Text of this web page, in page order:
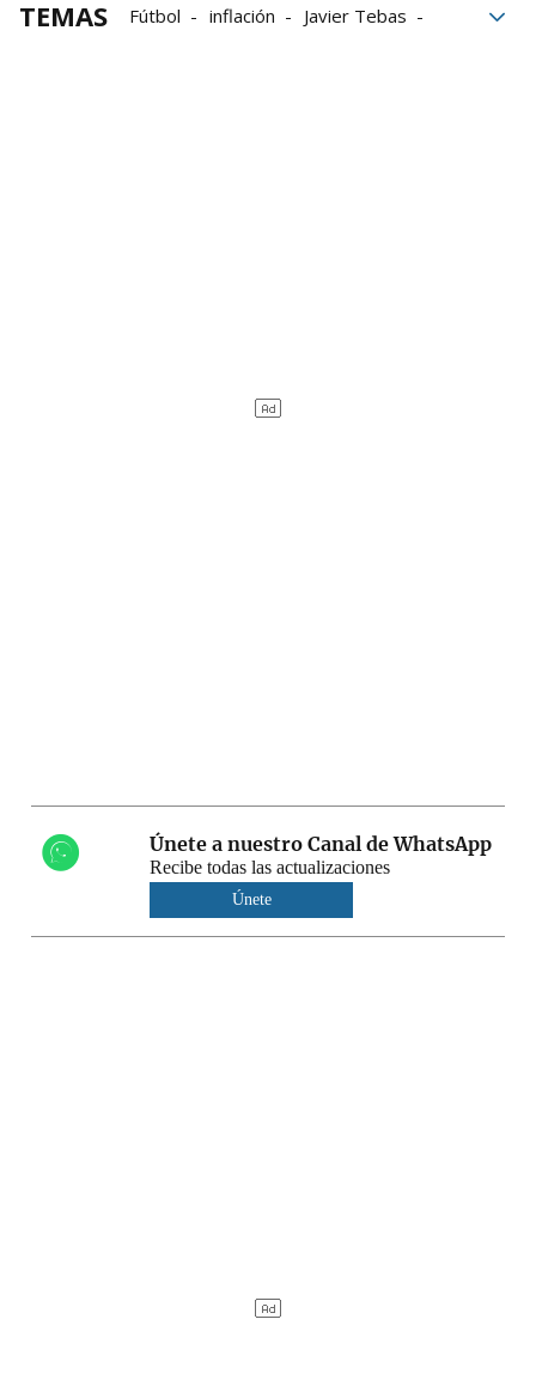
TEMAS Fútbol inflación
Javier Tebas
Únete a nuestro Canal de WhatsApp
Recibe todas las actualizaciones
Únete